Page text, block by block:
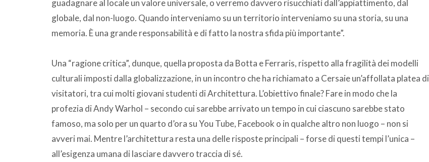
guadagnare al locale un valore universale, o verremo davvero risucchiati dall’appiattimento, dal
globale, dal non-luogo. Quando interveniamo su un territorio interveniamo su una storia, su una
memoria. È una grande responsabilità e di fatto la nostra sfida più importante”.
Una “ragione critica”, dunque, quella proposta da Botta e Ferraris, rispetto alla fragilità dei modelli
culturali imposti dalla globalizzazione, in un incontro che ha richiamato a Cersaie un’affollata platea di
visitatori, tra cui molti giovani studenti di Architettura. L’obiettivo finale? Fare in modo che la
profezia di Andy Warhol – secondo cui sarebbe arrivato un tempo in cui ciascuno sarebbe stato
famoso, ma solo per un quarto d’ora su You Tube, Facebook o in qualche altro non luogo – non si
avveri mai. Mentre l’architettura resta una delle risposte principali – forse di questi tempi l’unica –
all’esigenza umana di lasciare davvero traccia di sé.